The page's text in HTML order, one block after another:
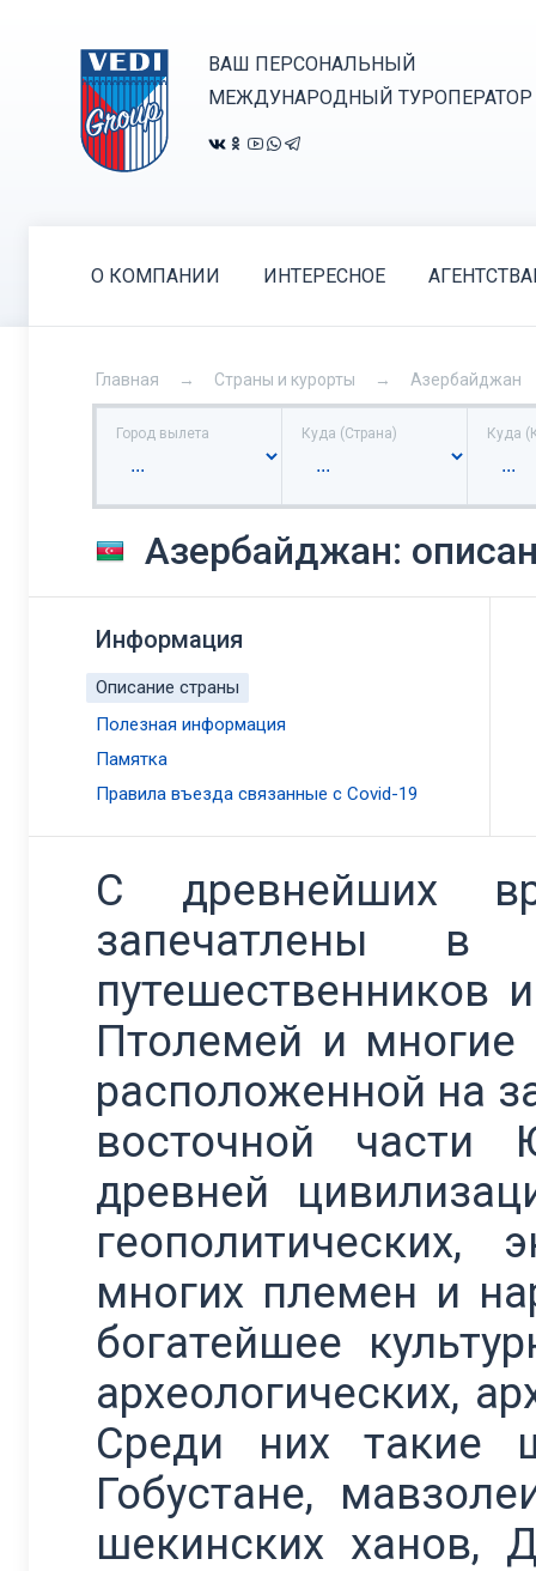
ВАШ ПЕРСОНАЛЬНЫЙ
МЕЖДУНАРОДНЫЙ ТУРОПЕРАТОР
О КОМПАНИИ ИНТЕРЕСНОЕ
Главная Страны и курорты Азербайджан
Город вылета Куда (Страна) Куда
Азербайджан:
Информация
Описание страны
Полезная информация
Памятка
Правила въезда связанные с Covid-19
С древнейших
запечатлены в
путешественников
Птолемей и многие
расположенной на
восточной части
древней
геополитических,
многих племен и
богатейшее
археологических,
Среди них такие
Гобустане,
шекинских ханов,